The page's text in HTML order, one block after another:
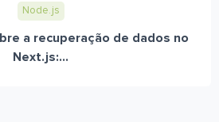
Node.js
a recuperação de dados no
Next.js:...